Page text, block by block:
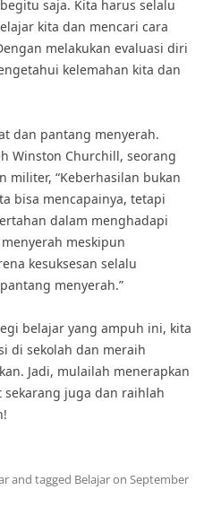
saja. Kita harus selalu
kita dan mencari cara
melakukan evaluasi diri
kelemahan kita dan
dan pantang menyerah.
Winston Churchill, seorang
militer, “Keberhasilan bukan
bisa mencapainya, tetapi
dalam menghadapi
meskipun
kesuksesan selalu
menyerah.”
belajar yang ampuh ini, kita
di sekolah dan meraih
Jadi, mulailah menerapkan
juga dan raihlah
and tagged Belajaron September